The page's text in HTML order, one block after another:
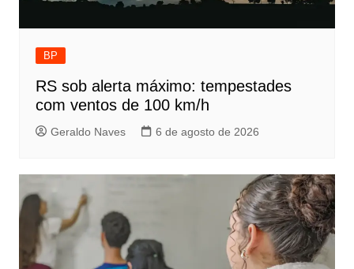
BP
RS sob alerta máximo: tempestades
com ventos de 100 km/h
Geraldo Naves 6 de agosto de 2026